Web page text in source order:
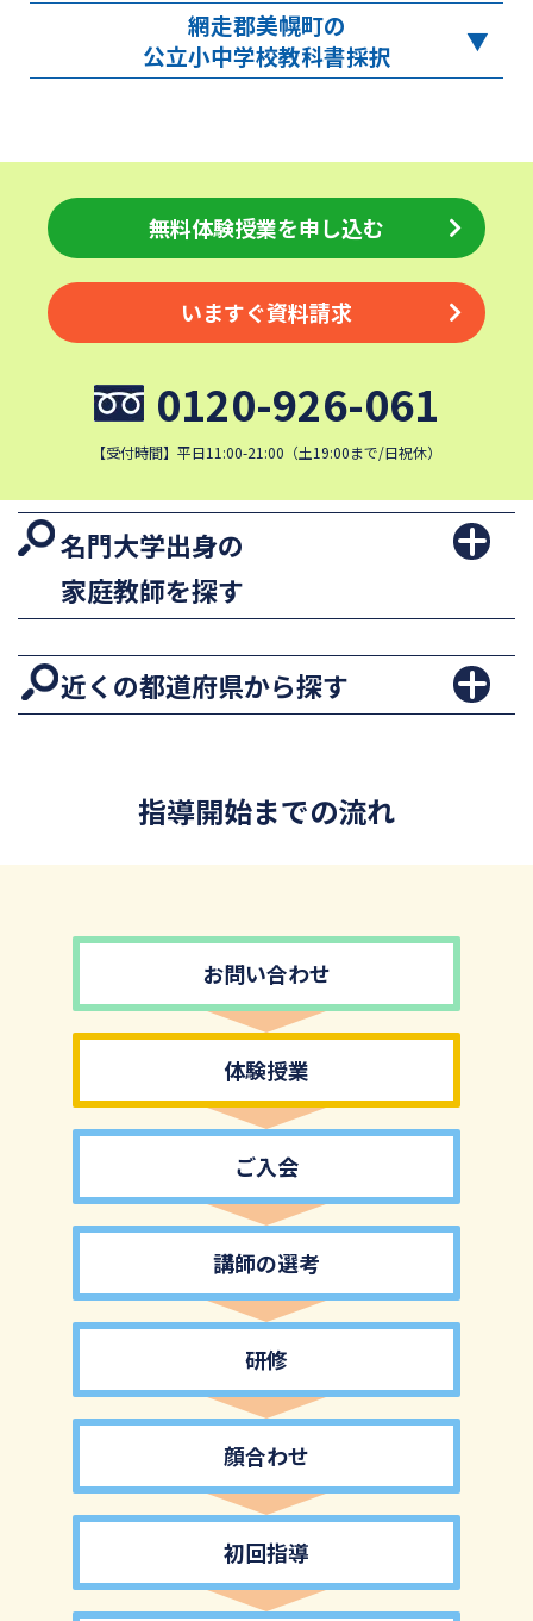
網走郡美幌町の
公立小中学校教科書採択
無料体験授業を申し込む
いますぐ資料請求
0120-926-061
【受付時間】平日11:00-21:00（土19:00まで/日祝休）
名門大学出身の
家庭教師を探す
近くの都道府県から探す
指導開始までの流れ
お問い合わせ
体験授業
ご入会
講師の選考
研修
顔合わせ
初回指導